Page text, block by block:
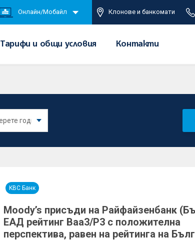
Онлайн/Мобайл Клонове и банкомати
Тарифи и общи условия Контакти
KBC Банк
Moody’s присъди на Райфайзенбанк
ЕАД рейтинг Baa3/P3 с положителна
перспектива, равен на рейтинга на